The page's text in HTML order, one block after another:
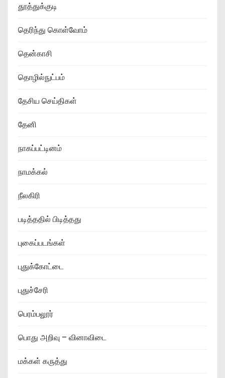
தூத்துக்குடி
தெரிந்து கொள்வோம்
தென்காசி
தொழில்நுட்பம்
தேசிய செய்திகள்
தேனி
நாகப்பட்டினம்
நாமக்கல்
நீலகிரி
படித்ததில் பிடித்தது
புகைப்படங்கள்
புதுக்கோட்டை
புதுச்சேரி
பெரம்பலூர்
பொது அறிவு – வினாவிடை
மக்கள் கருத்து